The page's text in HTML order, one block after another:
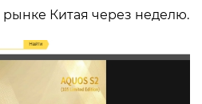
Китая через неделю.